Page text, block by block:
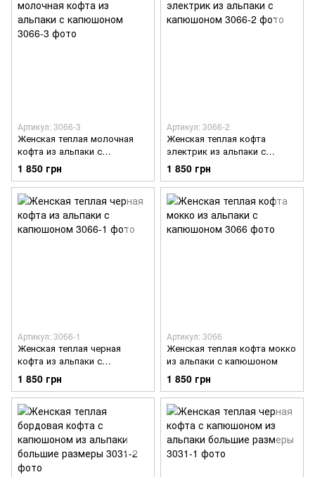
Артикул: 3066-3
Женская теплая молочная
кофта из альпаки с
капюшоном
1 850 грн
Артикул: 3066-2
Женская теплая кофта
электрик из альпаки с
капюшоном
1 850 грн
Артикул: 3066-1
Женская теплая черная
кофта из альпаки с
капюшоном
1 850 грн
Артикул: 3066
Женская теплая кофта мокко
из альпаки с капюшоном
1 850 грн